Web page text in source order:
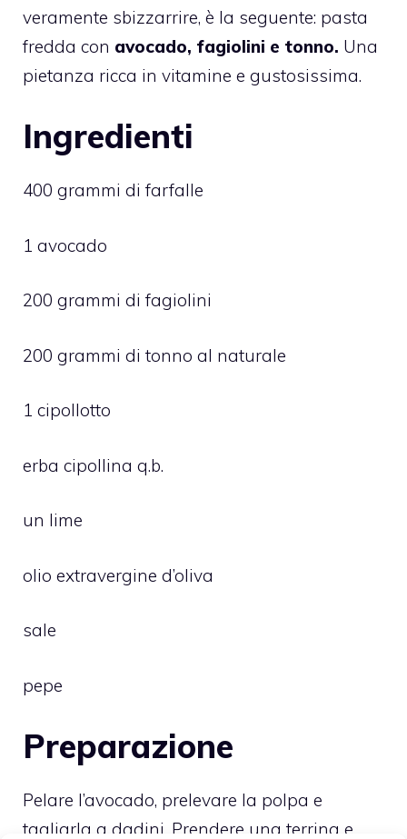
veramente sbizzarrire, è la seguente: pasta
fredda con avocado, fagiolini e tonno. Una
pietanza ricca in vitamine e gustosissima.
Ingredienti
400 grammi di farfalle
1 avocado
200 grammi di fagiolini
200 grammi di tonno al naturale
1 cipollotto
erba cipollina q.b.
un lime
olio extravergine d’oliva
sale
pepe
Preparazione
Pelare l’avocado, prelevare la polpa e
tagliarla a dadini. Prendere una terrina e